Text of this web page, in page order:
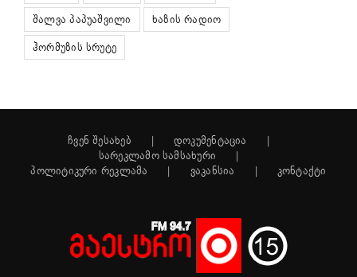
შალვა პაპუაშვილი
ხაზის რადიო
ჰორმუზის სრუტე
ჩვენ შესახებ
დოკუმენტაცია
სარეკლამო სამსახური
პოლიტიკური რეკლამა
ვაკანსია კონტაქტი